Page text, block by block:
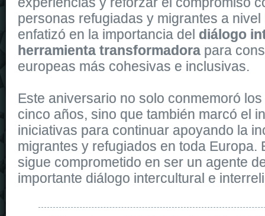
personas refugiadas y migrantes a
enfatizó en la importancia del diálogo
herramienta transformadora para
europeas más cohesivas e inclusivas.
Este aniversario no solo conmemoró
cinco años, sino que también marcó el
iniciativas para continuar apoyando la
migrantes y refugiados en toda Europa.
sigue comprometido en ser un agente
importante diálogo intercultural e